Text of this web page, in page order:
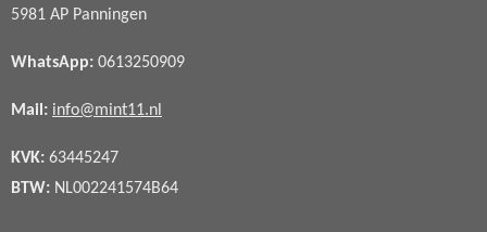
5981 AP Panningen
WhatsApp: 0613250909
Mail: info@mint11.nl
KVK: 63445247
BTW: NL002241574B64